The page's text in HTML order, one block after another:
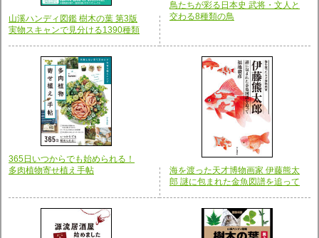
山溪ハンディ図鑑 樹木の葉 第3版
実物スキャンで見分ける1390種類
鳥たちが彩る日本史 武将・文人と
交わる8種類の鳥
365日いつからでも始められる！
多肉植物寄せ植え手帖
海を渡った天才博物画家 伊藤熊太
郎 謎に包まれた金魚図譜を追って